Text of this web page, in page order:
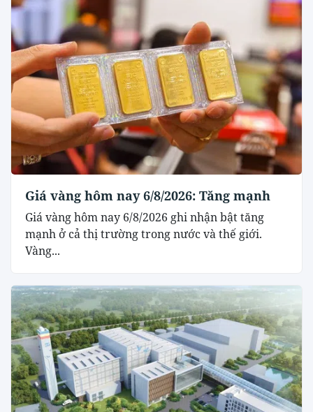
Giá vàng hôm nay 6/8/2026: Tăng mạnh
Giá vàng hôm nay 6/8/2026 ghi nhận bật tăng
mạnh ở cả thị trường trong nước và thế giới.
Vàng...